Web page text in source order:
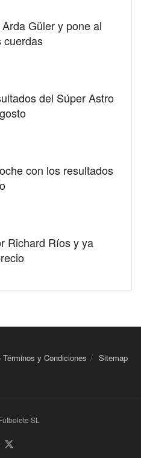
Güler y pone al
cuerdas
del Súper Astro
con los resultados
Richard Ríos y ya
y Condiciones Sitemap
SL